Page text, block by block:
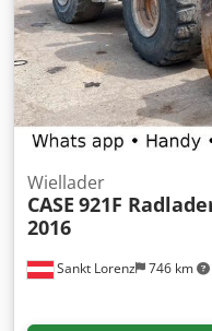
Sankt Lorenz 746 km
Wiellader
CASE 921F
2016